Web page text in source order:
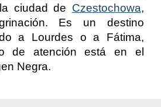
ciudad de Czestochowa,
Es un destino
a Lourdes o a Fátima,
de atención está en el
Negra.